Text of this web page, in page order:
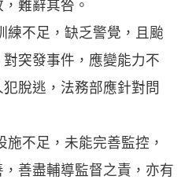
難辭其咎。
練不足，缺乏警覺，且颱
突發事件，應變能力不
脫逃，法務部應針對問
施不足，未能完善監控，
善盡輔導監督之責，亦有